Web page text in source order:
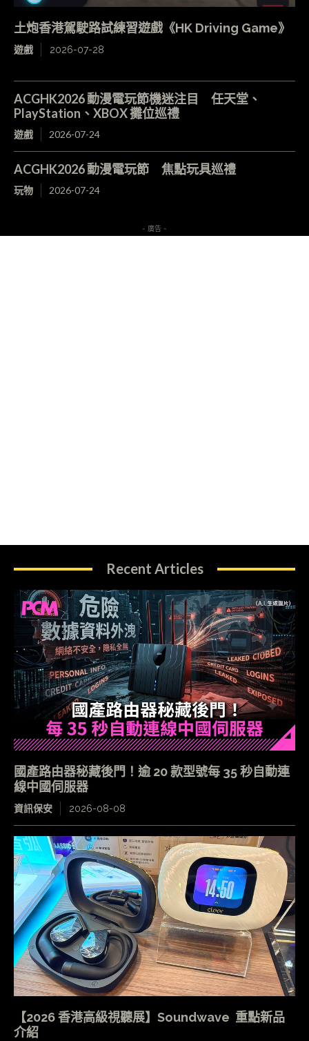
土炮香港駕駛路試練習遊戲《HK Driving Game》
遊戲 2026-07-28
ACGHK2026 動漫電玩節機迷注目 任天堂、
PlayStation、XBOX 攤位巡禮
遊戲 2026-07-24
ACGHK2026 動漫電玩節 焦點玩具巡禮
玩物 2026-07-24
- 廣告 -
Recent Articles
國產路由器秘藏後門！逾 20 款型號每 35 秒自動連
線中國伺服器
資訊保安 2026-08-08
【2026 香港高級視聽展】Soundwave 重點新品
介紹